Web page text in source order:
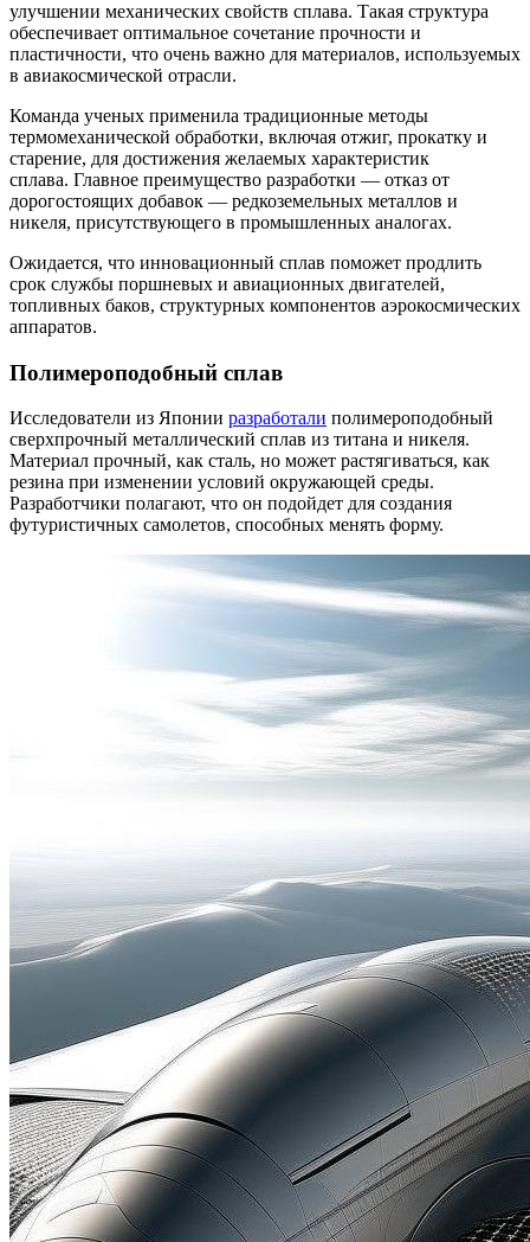
улучшении механических свойств сплава. Такая структура
обеспечивает оптимальное сочетание прочности и
пластичности, что очень важно для материалов, используемых
в авиакосмической отрасли.
Команда ученых применила традиционные методы
термомеханической обработки, включая отжиг, прокатку и
старение, для достижения желаемых характеристик
сплава. Главное преимущество разработки — отказ от
дорогостоящих добавок — редкоземельных металлов и
никеля, присутствующего в промышленных аналогах.
Ожидается, что инновационный сплав поможет продлить
срок службы поршневых и авиационных двигателей,
топливных баков, структурных компонентов аэрокосмических
аппаратов.
Полимероподобный сплав
Исследователи из Японии разработали полимероподобный
сверхпрочный металлический сплав из титана и никеля.
Материал прочный, как сталь, но может растягиваться, как
резина при изменении условий окружающей среды.
Разработчики полагают, что он подойдет для создания
футуристичных самолетов, способных менять форму.